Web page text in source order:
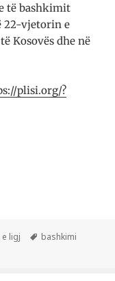
të bashkimit
22-vjetorin e
Kosovës dhe në
plisi.org/?
e ligj Etiketa
bashkimi